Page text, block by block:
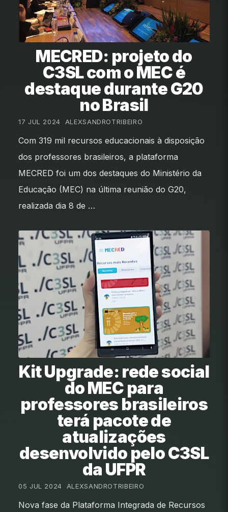
MECRED: projeto do
C3SL com o MEC é
destaque durante G20
no Brasil
17 JUL 2024 ALEXSANDROTRIBEIRO
Com 319 mil recursos educacionais à disposição
dos professores brasileiros, a plataforma
MECRED foi um dos destaques do Ministério da
Educação (MEC) na última reunião do G20,
realizada dia 8 de …
Kit Upgrade: rede social
do MEC para
professores brasileiros
terá pacote de
atualizações
desenvolvido pelo C3SL
da UFPR
05 JUL 2024 ALEXSANDROTRIBEIRO
Nova fase da Plataforma Integrada de Recursos